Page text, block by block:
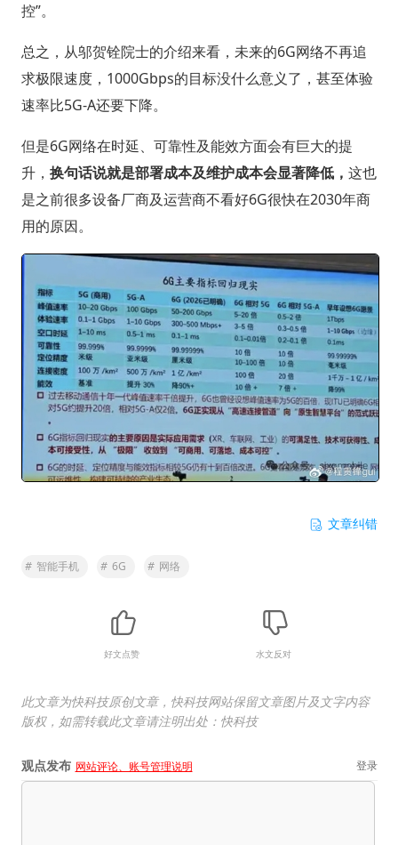
控”。
总之，从邬贺铨院士的介绍来看，未来的6G网络不再追
求极限速度，1000Gbps的目标没什么意义了，甚至体验
速率比5G-A还要下降。
但是6G网络在时延、可靠性及能效方面会有巨大的提
升， 换句话说就是部署成本及维护成本会显著降低， 这也
是之前很多设备厂商及运营商不看好6G很快在2030年商
用的原因。
文章纠错
# 智能手机 # 6G # 网络
好文点赞 水文反对
此文章为快科技原创文章，快科技网站保留文章图片及文字内容
版权，如需转载此文章请注明出处：快科技
观点发布 网站评论、账号管理说明 登录